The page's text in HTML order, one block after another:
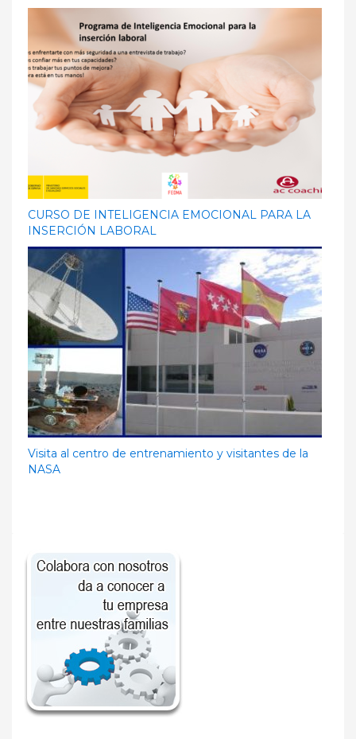
CURSO DE INTELIGENCIA EMOCIONAL PARA LA
INSERCIÓN LABORAL
Visita al centro de entrenamiento y visitantes de la
NASA